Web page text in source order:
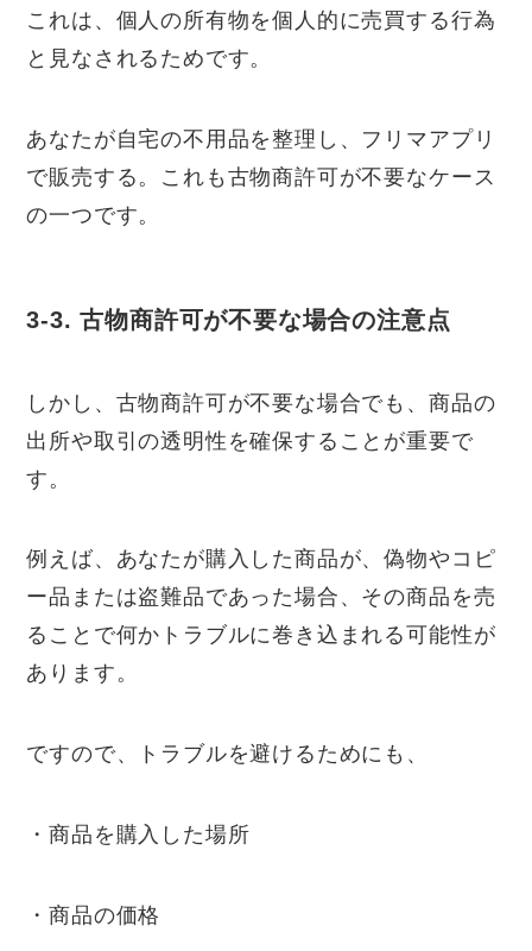
これは、個人の所有物を個人的に売買する行為
と見なされるためです。
あなたが自宅の不用品を整理し、フリマアプリ
で販売する。これも古物商許可が不要なケース
の一つです。
3-3. 古物商許可が不要な場合の注意点
しかし、古物商許可が不要な場合でも、商品の
出所や取引の透明性を確保することが重要で
す。
例えば、あなたが購入した商品が、偽物やコピ
ー品または盗難品であった場合、その商品を売
ることで何かトラブルに巻き込まれる可能性が
あります。
ですので、トラブルを避けるためにも、
・商品を購入した場所
・商品の価格